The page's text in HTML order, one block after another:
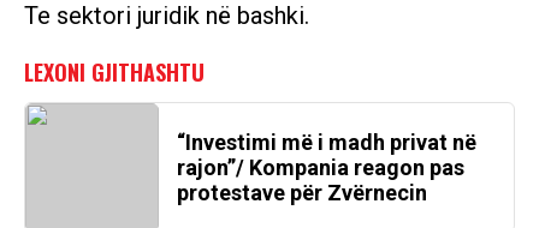
Te sektori juridik në bashki.
“Investimi më i madh privat në
rajon”/ Kompania reagon pas
protestave për Zvërnecin